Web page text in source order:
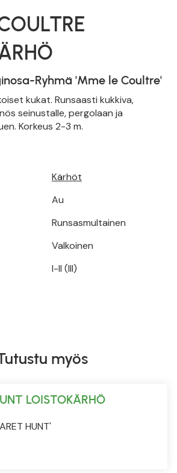
Ryhmä 'Mme le Coultre'
kukat. Runsaasti kukkiva,
seinustalle, pergolaan ja
Korkeus 2-3 m.
Kärhöt
Au
Runsasmultainen
Valkoinen
I-II (III)
myös
LOISTOKÄRHÖ
HUNT'